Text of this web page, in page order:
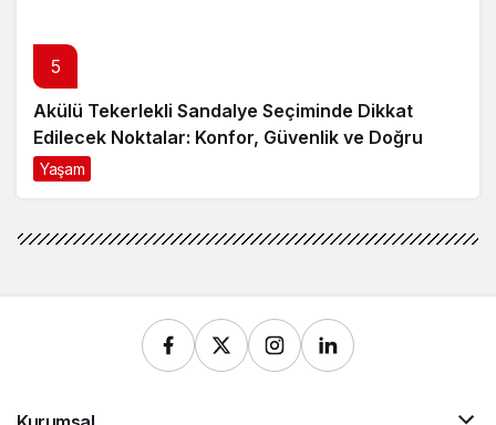
5
Akülü Tekerlekli Sandalye Seçiminde Dikkat
Edilecek Noktalar: Konfor, Güvenlik ve Doğru
Model Tercihi
Yaşam